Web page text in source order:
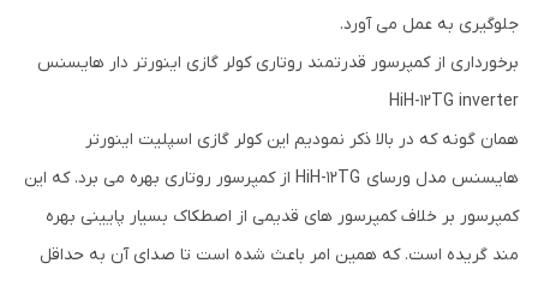
جلوگیری به عمل می آورد.
برخورداری از کمپرسور قدرتمند روتاری کولر گازی اینورتر دار هایسنس
HiH-12TG inverter
همان گونه که در بالا ذکر نمودیم این کولر گازی اسپلیت اینورتر
هایسنس مدل ورسای HiH-12TG از کمپرسور روتاری بهره می برد. که این
کمپرسور بر خلاف کمپرسور های قدیمی از اصطکاک بسیار پایینی بهره
مند گریده است. که همین امر باعث شده است تا صدای آن به حداقل